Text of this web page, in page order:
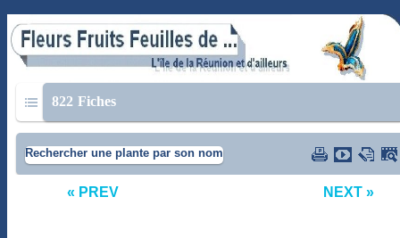
822 Fiches
Rechercher une plante par son nom
« PREV NEXT »